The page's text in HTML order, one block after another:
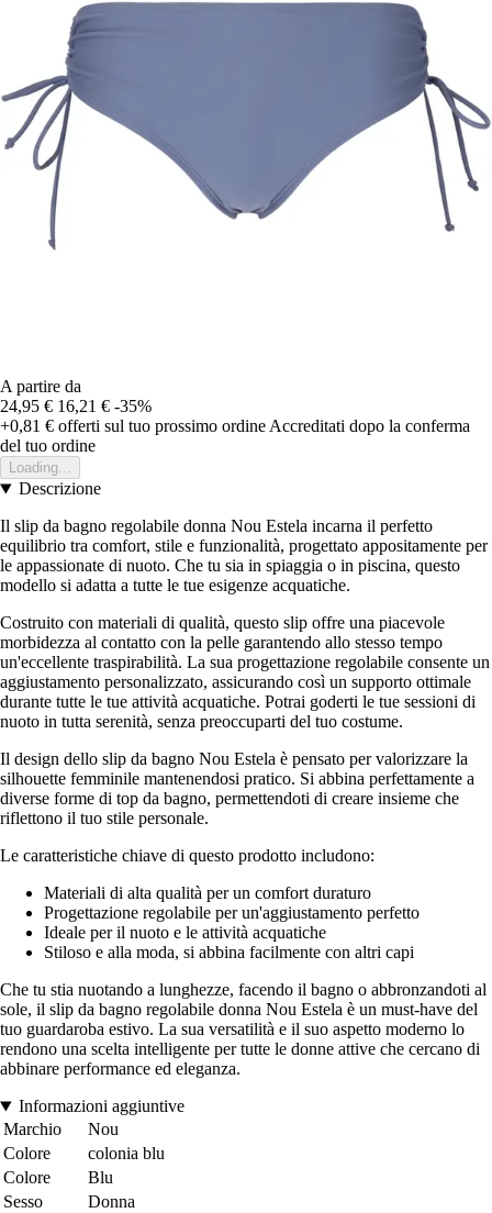
A partire da
24,95 € 16,21 € -35%
+0,81 € offerti sul tuo prossimo ordine Accreditati dopo la conferma
del tuo ordine
Loading...
Descrizione
Il slip da bagno regolabile donna Nou Estela incarna il perfetto
equilibrio tra comfort, stile e funzionalità, progettato appositamente per
le appassionate di nuoto. Che tu sia in spiaggia o in piscina, questo
modello si adatta a tutte le tue esigenze acquatiche.
Costruito con materiali di qualità, questo slip offre una piacevole
morbidezza al contatto con la pelle garantendo allo stesso tempo
un'eccellente traspirabilità. La sua progettazione regolabile consente un
aggiustamento personalizzato, assicurando così un supporto ottimale
durante tutte le tue attività acquatiche. Potrai goderti le tue sessioni di
nuoto in tutta serenità, senza preoccuparti del tuo costume.
Il design dello slip da bagno Nou Estela è pensato per valorizzare la
silhouette femminile mantenendosi pratico. Si abbina perfettamente a
diverse forme di top da bagno, permettendoti di creare insieme che
riflettono il tuo stile personale.
Le caratteristiche chiave di questo prodotto includono:
Materiali di alta qualità per un comfort duraturo
Progettazione regolabile per un'aggiustamento perfetto
Ideale per il nuoto e le attività acquatiche
Stiloso e alla moda, si abbina facilmente con altri capi
Che tu stia nuotando a lunghezze, facendo il bagno o abbronzandoti al
sole, il slip da bagno regolabile donna Nou Estela è un must-have del
tuo guardaroba estivo. La sua versatilità e il suo aspetto moderno lo
rendono una scelta intelligente per tutte le donne attive che cercano di
abbinare performance ed eleganza.
Informazioni aggiuntive
Marchio
Nou
Colore
colonia blu
Colore
Blu
Sesso
Donna